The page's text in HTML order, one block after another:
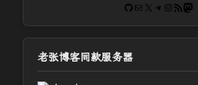
GitHub
电子邮件 X Telegram
RSS Feed
老张博客同款服务器